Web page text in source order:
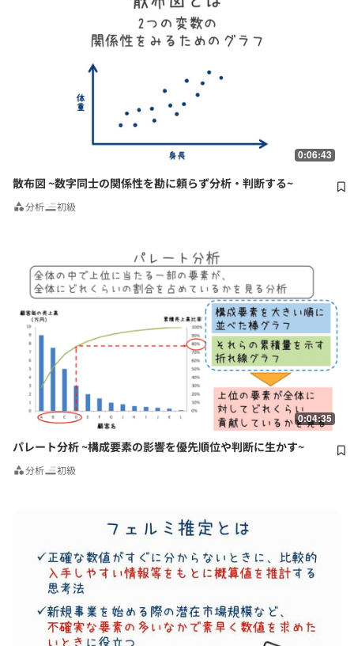
0:06:43
散布図 ~数字同士の関係性を勘に頼らず分析・判断する~
分析 初級
0:04:35
パレート分析 ~構成要素の影響を優先順位や判断に生かす~
分析 初級